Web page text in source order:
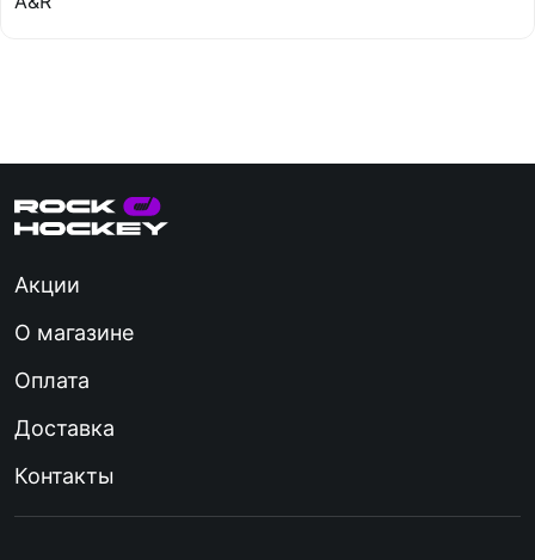
Акции
О магазине
Оплата
Доставка
Контакты